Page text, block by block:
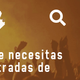
necesitas
de